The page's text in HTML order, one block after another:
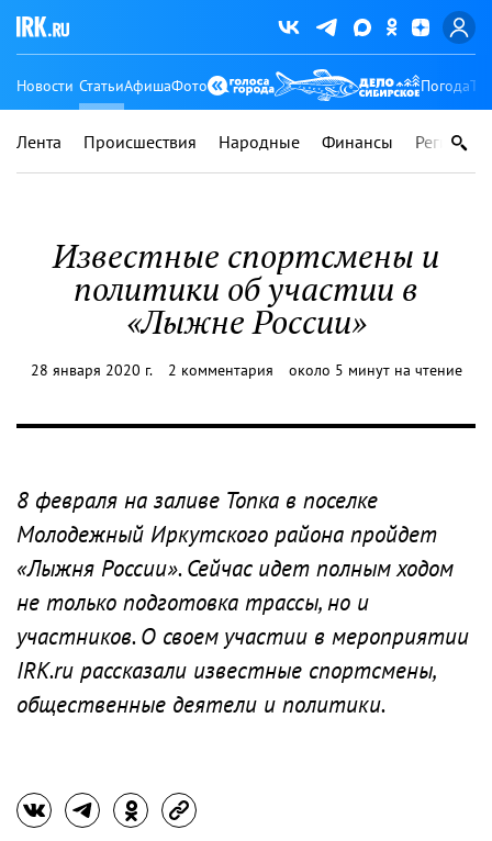
Новости СтатьиАфишаФото Погода
Лента Происшествия Народные Финансы Регионы
Известные спортсмены и
политики об участии в
«Лыжне России»
28 января 2020 г. 2 комментария около 5 минут на чтение
8 февраля на заливе Топка в поселке
Молодежный Иркутского района пройдет
«Лыжня России». Сейчас идет полным ходом
не только подготовка трассы, но и
участников. О своем участии в мероприятии
IRK.ru рассказали известные спортсмены,
общественные деятели и политики.